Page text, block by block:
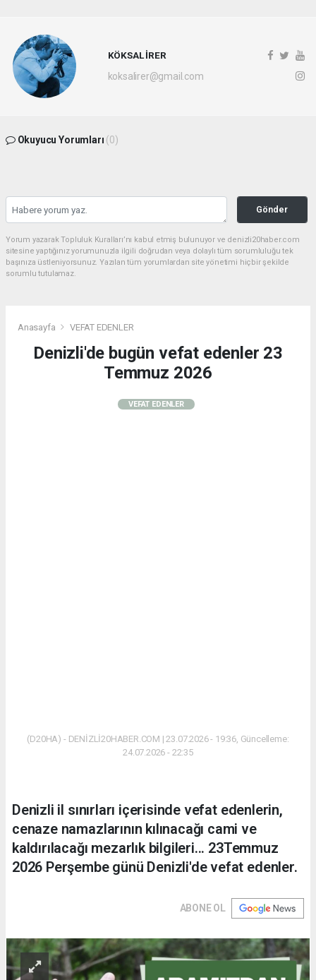
KÖKSAL İRER
koksalirer@gmail.com
Okuyucu Yorumları (0)
Gönder
Yorum yazarak Topluluk Kuralları’nı kabul etmiş bulunuyor ve denizli20haber.com
sitesine yaptığınız yorumunuzla ilgili doğrudan veya dolaylı tüm sorumluluğu tek
başınıza üstleniyorsunuz. Yazılan tüm yorumlardan site yönetimi hiçbir şekilde
sorumlu tutulamaz.
Anasayfa VEFAT EDENLER
Denizli'de bugün vefat edenler 23
Temmuz 2026
VEFAT EDENLER
(D20HA) - DENİZLİ20HABER.COM | 23.07.2026 - 19:36, Güncelleme:
24.07.2026 - 22:35
Denizli il sınırları içerisinde vefat edenlerin,
cenaze namazlarının kılınacağı cami ve
kaldırılacağı mezarlık bilgileri... 23Temmuz
2026 Perşembe günü Denizli'de vefat edenler.
ABONE OL